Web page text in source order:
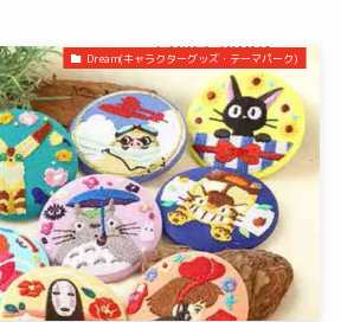
Dream(キャラクターグッズ・テーマパーク)